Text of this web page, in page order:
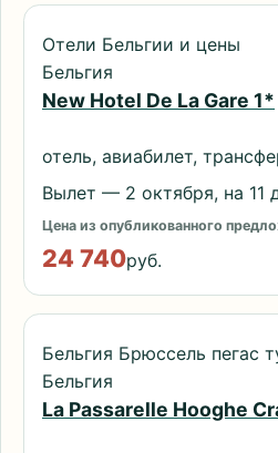
Отели Бельгии и цены
Бельгия
New Hotel De La Gare 1*
отель, авиабилет,
Вылет — 2 октября, на 11
Цена из опубликованного
24 740руб.
Бельгия Брюссель пегас
Бельгия
La Passarelle Hooghe